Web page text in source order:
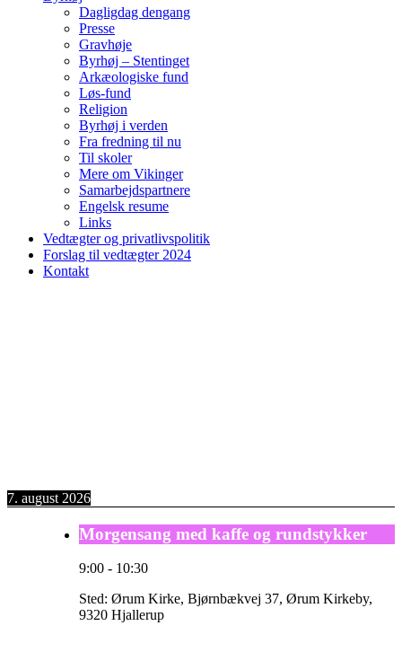
Dagligdag dengang
Presse
Gravhøje
Byrhøj – Stentinget
Arkæologiske fund
Løs-fund
Religion
Byrhøj i verden
Fra fredning til nu
Til skoler
Mere om Vikinger
Samarbejdspartnere
Engelsk resume
Links
Vedtægter og privatlivspolitik
Forslag til vedtægter 2024
Kontakt
7. august 2026
Morgensang med kaffe og rundstykker
9:00 - 10:30
Sted: Ørum Kirke, Bjørnbækvej 37, Ørum Kirkeby,
9320 Hjallerup